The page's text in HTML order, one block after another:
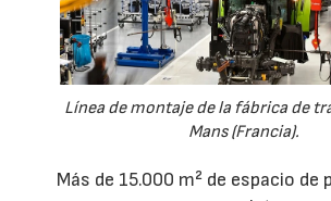
Línea de montaje de la fábrica de
Mans (Francia).
Más de 15.000 m² de espacio de